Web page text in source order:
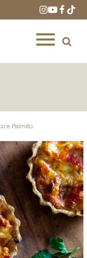
DISTRIBUIDORES E
REPRESENTANTES
e Palmito